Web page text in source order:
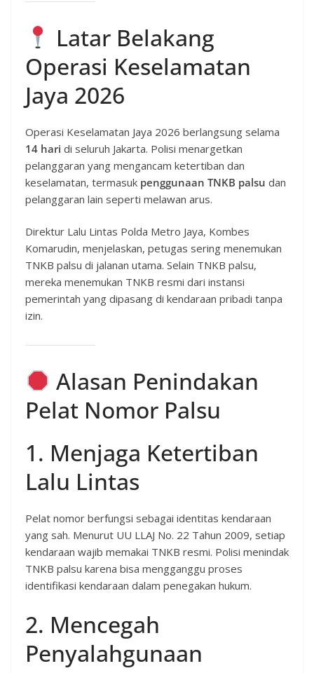
Latar Belakang
Operasi Keselamatan
Jaya 2026
Operasi Keselamatan Jaya 2026 berlangsung selama
14 hari di seluruh Jakarta. Polisi menargetkan
pelanggaran yang mengancam ketertiban dan
keselamatan, termasuk penggunaan TNKB palsu dan
pelanggaran lain seperti melawan arus.
Direktur Lalu Lintas Polda Metro Jaya, Kombes
Komarudin, menjelaskan, petugas sering menemukan
TNKB palsu di jalanan utama. Selain TNKB palsu,
mereka menemukan TNKB resmi dari instansi
pemerintah yang dipasang di kendaraan pribadi tanpa
izin.
Alasan Penindakan
Pelat Nomor Palsu
1. Menjaga Ketertiban
Lalu Lintas
Pelat nomor berfungsi sebagai identitas kendaraan
yang sah. Menurut UU LLAJ No. 22 Tahun 2009, setiap
kendaraan wajib memakai TNKB resmi. Polisi menindak
TNKB palsu karena bisa mengganggu proses
identifikasi kendaraan dalam penegakan hukum.
2. Mencegah
Penyalahgunaan